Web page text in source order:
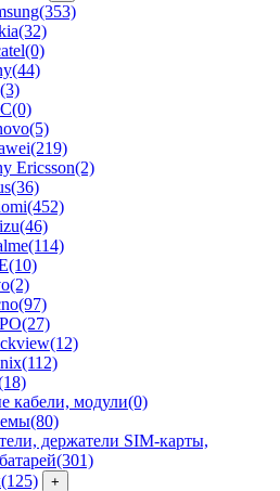
(353)
(32)
(0)
(44)
(3)
(0)
(5)
(219)
Ericsson(2)
(36)
(452)
(46)
(114)
(10)
(2)
(97)
(27)
(12)
(112)
кабели, модули(0)
(80)
держатели SIM-карты,
(301)
(125) +